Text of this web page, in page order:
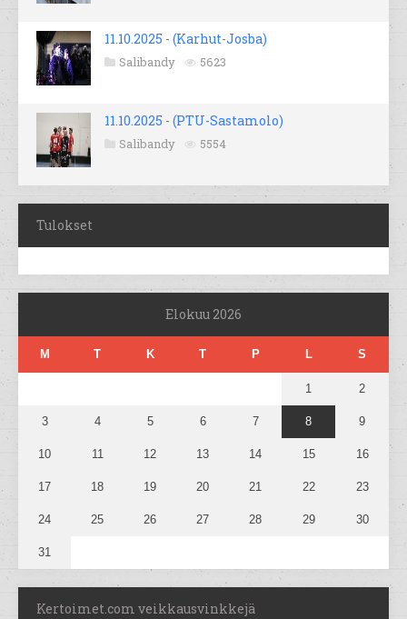
11.10.2025 - (Karhut-Josba)
Salibandy 5623
11.10.2025 - (PTU-Sastamolo)
Salibandy 5554
Tulokset
Elokuu 2026
M T K T P L S
1 2
3 4 5 6 7 8 9
10 11 12 13 14 15 16
17 18 19 20 21 22 23
24 25 26 27 28 29 30
31
Kertoimet.com veikkausvinkkejä